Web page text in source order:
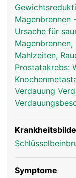
Brustbein Frau
Magenbrennen
Ursache für
Mahlzeiten,
Prostatakrebs:
Verdauung
Symptome